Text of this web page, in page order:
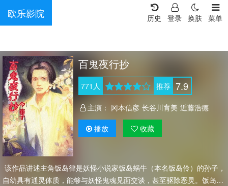
欧乐影院 菜单
换肤
登录
历史
百鬼夜行抄
771 人 推荐 7.9
主演： 冈本信彦 长谷川育美 近藤浩德
播放 收藏
该作品讲述主角饭岛律是妖怪小说家饭岛蜗牛（本名饭岛伶）的孙子，
自幼具有通灵体质，能够与妖怪鬼魂见面交谈，甚至驱除恶灵。饭岛蜗